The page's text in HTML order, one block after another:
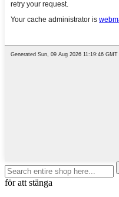
för att stänga